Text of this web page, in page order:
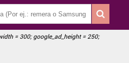
= 300; google_ad_height = 250;